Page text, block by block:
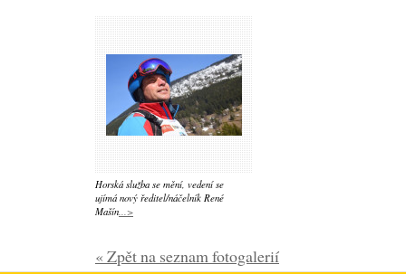
Horská služba se mění, vedení se
ujímá nový ředitel/náčelník René
Mašín...>
« Zpět na seznam fotogalerií